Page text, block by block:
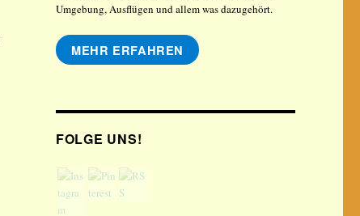
Umgebung, Ausflügen und allem was dazugehört.
MEHR ERFAHREN
FOLGE UNS!